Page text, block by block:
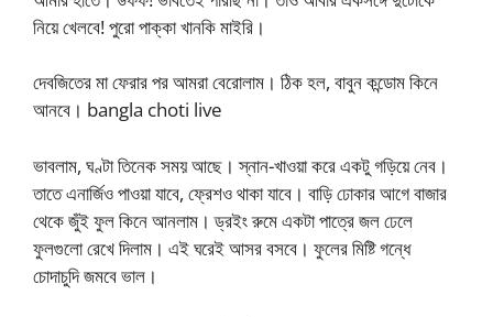
নিয়ে খেলবে! পুরো পাক্কা খানকি মাইরি।
দেবজিতের মা ফেরার পর আমরা বেরোলাম। ঠিক হল, বাবুন কন্ডোম কিনে
আনবে। bangla choti live
ভাবলাম, ঘণ্টা তিনেক সময় আছে। স্নান-খাওয়া করে একটু গড়িয়ে নেব।
তাতে এনার্জিও পাওয়া যাবে, ফ্রেশও থাকা যাবে। বাড়ি ঢোকার আগে বাজার
থেকে জুঁই ফুল কিনে আনলাম। ড্রইং রুমে একটা পাত্রে জল ঢেলে
ফুলগুলো রেখে দিলাম। এই ঘরেই আসর বসবে। ফুলের মিষ্টি গন্ধে
চোদাচুদি জমবে ভাল।